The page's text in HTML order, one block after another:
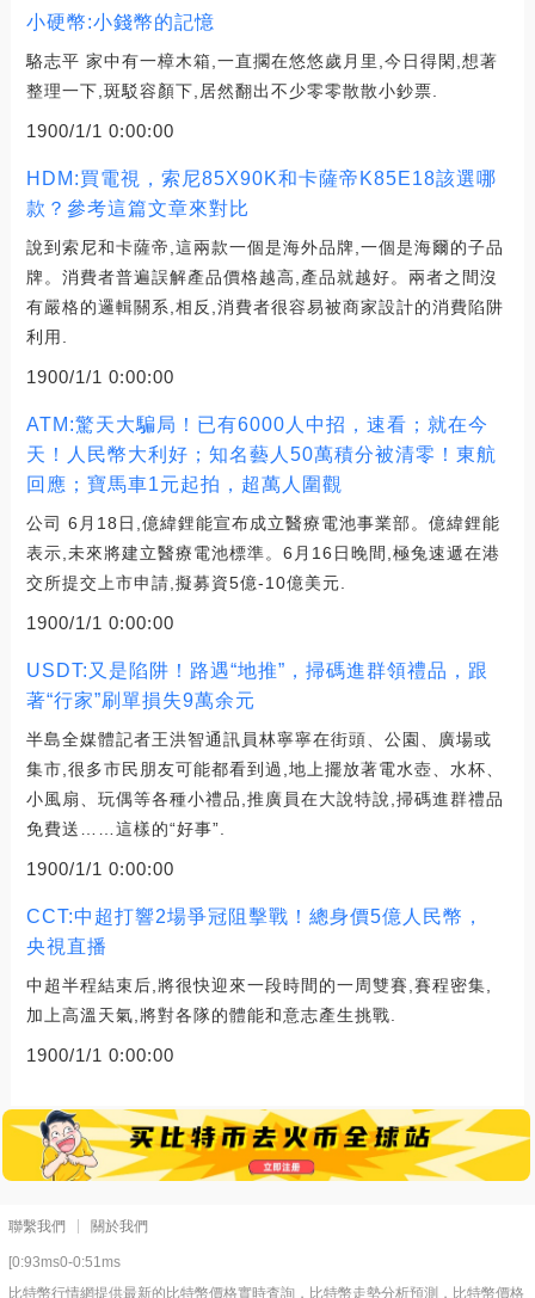
小硬幣:小錢幣的記憶
駱志平 家中有一樟木箱,一直擱在悠悠歲月里,今日得閑,想著
整理一下,斑駁容顏下,居然翻出不少零零散散小鈔票.
1900/1/1 0:00:00
HDM:買電視，索尼85X90K和卡薩帝K85E18該選哪
款？參考這篇文章來對比
說到索尼和卡薩帝,這兩款一個是海外品牌,一個是海爾的子品
牌。消費者普遍誤解產品價格越高,產品就越好。兩者之間沒
有嚴格的邏輯關系,相反,消費者很容易被商家設計的消費陷阱
利用.
1900/1/1 0:00:00
ATM:驚天大騙局！已有6000人中招，速看；就在今
天！人民幣大利好；知名藝人50萬積分被清零！東航
回應；寶馬車1元起拍，超萬人圍觀
公司 6月18日,億緯鋰能宣布成立醫療電池事業部。億緯鋰能
表示,未來將建立醫療電池標準。6月16日晚間,極兔速遞在港
交所提交上市申請,擬募資5億-10億美元.
1900/1/1 0:00:00
USDT:又是陷阱！路遇“地推”，掃碼進群領禮品，跟
著“行家”刷單損失9萬余元
半島全媒體記者王洪智通訊員林寧寧在街頭、公園、廣場或
集市,很多市民朋友可能都看到過,地上擺放著電水壺、水杯、
小風扇、玩偶等各種小禮品,推廣員在大說特說,掃碼進群禮品
免費送……這樣的“好事”.
1900/1/1 0:00:00
CCT:中超打響2場爭冠阻擊戰！總身價5億人民幣，
央視直播
中超半程結束后,將很快迎來一段時間的一周雙賽,賽程密集,
加上高溫天氣,將對各隊的體能和意志產生挑戰.
1900/1/1 0:00:00
聯繫我們 關於我們
[0:93ms0-0:51ms
比特幣行情網提供最新的比特幣價格實時査詢，比特幣走勢分析預測，比特幣價格